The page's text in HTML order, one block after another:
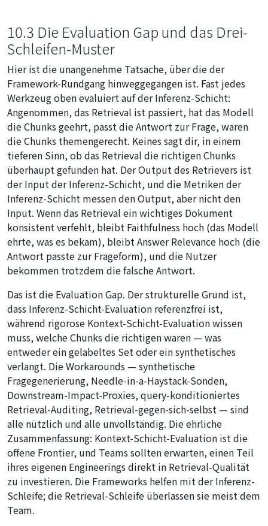
10.3 Die Evaluation Gap und das Drei-
Schleifen-Muster
Hier ist die unangenehme Tatsache, über die der
Framework-Rundgang hinweggegangen ist. Fast jedes
Werkzeug oben evaluiert auf derInferenz-Schicht:
Angenommen, das Retrieval ist passiert, hat das Modell
die Chunks geehrt, passt die Antwort zur Frage, waren
die Chunks themengerecht. Keines sagt dir, in einem
tieferen Sinn, ob das Retrieval die richtigen Chunks
überhaupt gefunden hat. Der Output des Retrievers ist
der Input der Inferenz-Schicht, und die Metriken der
Inferenz-Schicht messen den Output, aber nicht den
Input. Wenn das Retrieval ein wichtiges Dokument
konsistent verfehlt, bleibt Faithfulness hoch (das Modell
ehrte, was es bekam), bleibt Answer Relevance hoch (die
Antwort passte zur Frageform), und die Nutzer
bekommen trotzdem die falsche Antwort.
Das ist die Evaluation Gap. Der strukturelle Grund ist,
dass Inferenz-Schicht-Evaluation referenzfrei ist,
während rigorose Kontext-Schicht-Evaluation wissen
muss, welche Chunks die richtigen waren — was
entweder ein gelabeltes Set oder ein synthetisches
verlangt. Die Workarounds — synthetische
Fragegenerierung, Needle-in-a-Haystack-Sonden,
Downstream-Impact-Proxies, query-konditioniertes
Retrieval-Auditing, Retrieval-gegen-sich-selbst — sind
alle nützlich und alle unvollständig. Die ehrliche
Zusammenfassung: Kontext-Schicht-Evaluation ist die
offene Frontier, und Teams sollten erwarten, einen Teil
ihres eigenen Engineerings direkt in Retrieval-Qualität
zu investieren. Die Frameworks helfen mit der Inferenz-
Schleife; die Retrieval-Schleife überlassen sie meist dem
Team.